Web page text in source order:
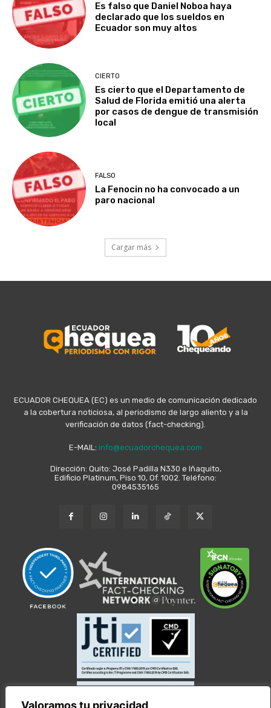
Valoramos tu privacidad
Es falso que Daniel Noboa haya
declarado que los sueldos en
Ecuador son muy altos
CIERTO
Es cierto que el Departamento de
Salud de Florida emitió una alerta
por casos de dengue de transmisión
local
FALSO
La Fenocin no ha convocado a un
paro nacional
Cargar más
ECUADOR CHEQUEA (EC) es un medio de comunicación dedicado
a la cobertura noticiosa, al periodismo de largo aliento y a la
verificación de datos (fact-checking).
E-MAIL: info@ecuadorchequea.com
Dirección: Quito: José Padilla N330 e Iñaquito,
Edificio Platinum, Piso 10, Of. 1002. Teléfono:
0984535165